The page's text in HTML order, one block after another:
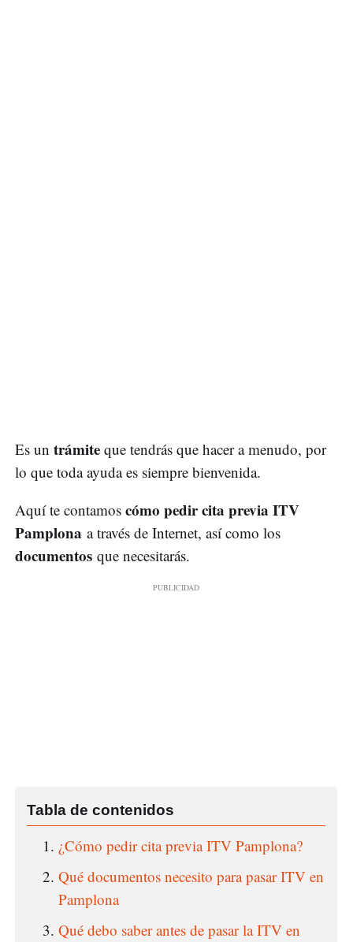
Es un trámite que tendrás que hacer a menudo, por
lo que toda ayuda es siempre bienvenida.
Aquí te contamos cómo pedir cita previa ITV
Pamplona a través de Internet, así como los
documentos que necesitarás.
¿Cómo pedir cita previa ITV Pamplona?
Qué documentos necesito para pasar ITV en
Pamplona
Qué debo saber antes de pasar la ITV en